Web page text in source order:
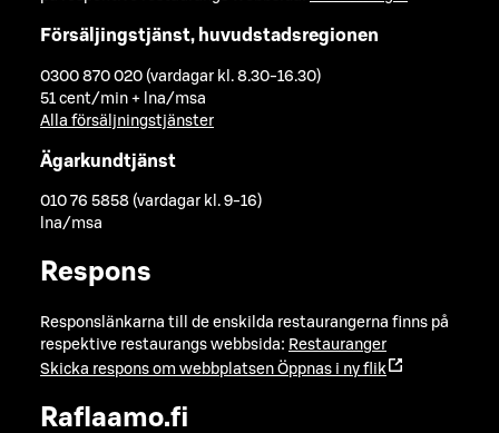
Försäljingstjänst, huvudstadsregionen
0300 870 020 (vardagar kl. 8.30-16.30)
51 cent/min + lna/msa
Alla försäljningstjänster
Ägarkundtjänst
010 76 5858 (vardagar kl. 9-16)
lna/msa
Respons
Responslänkarna till de enskilda restaurangerna finns på
respektive restaurangs webbsida: Restauranger
Skicka respons om webbplatsen Öppnas i ny flik
Raflaamo.fi